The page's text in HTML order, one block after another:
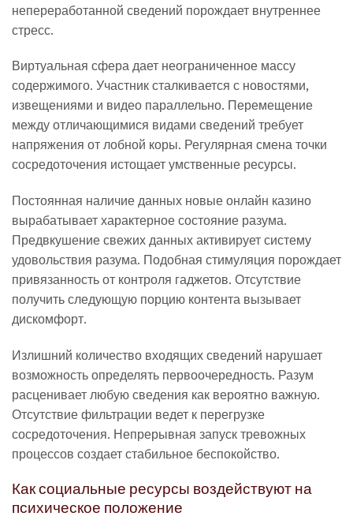
непереработанной сведений порождает внутреннее
стресс.
Виртуальная сфера дает неограниченное массу
содержимого. Участник сталкивается с новостями,
извещениями и видео параллельно. Перемещение
между отличающимися видами сведений требует
напряжения от лобной коры. Регулярная смена точки
сосредоточения истощает умственные ресурсы.
Постоянная наличие данных новые онлайн казино
вырабатывает характерное состояние разума.
Предвкушение свежих данных активирует систему
удовольствия разума. Подобная стимуляция порождает
привязанность от контроля гаджетов. Отсутствие
получить следующую порцию контента вызывает
дискомфорт.
Излишний количество входящих сведений нарушает
возможность определять первоочередность. Разум
расценивает любую сведения как вероятно важную.
Отсутствие фильтрации ведет к перегрузке
сосредоточения. Непрерывная запуск тревожных
процессов создает стабильное беспокойство.
Как социальные ресурсы воздействуют на
психическое положение